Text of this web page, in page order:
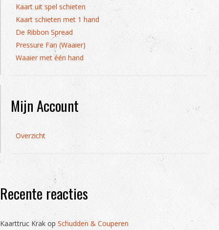
Kaart uit spel schieten
Kaart schieten met 1 hand
De Ribbon Spread
Pressure Fan (Waaier)
Waaier met één hand
Mijn Account
Overzicht
Recente reacties
Kaarttruc Krak op Schudden & Couperen